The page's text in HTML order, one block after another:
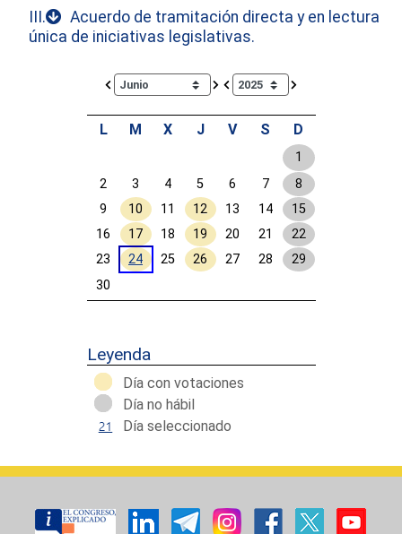
III.
Acuerdo de tramitación directa y en lectura
única de iniciativas legislativas.
Calendar io de actividades. Doce Legislatura
L M X J V S D
1
2
3 4 5 6 7
8
9
10 11 12 13 14
15
16
17 18 19 20 21
22
23
24 25 26 27 28
29
30
Leyenda
Día con votaciones
Día no hábil
Día seleccionado